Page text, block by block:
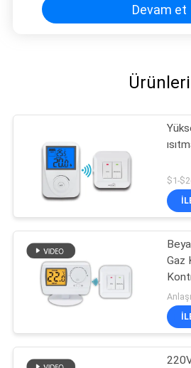
Devam et
Ürünleri
$1-
Gaz